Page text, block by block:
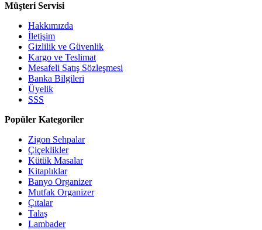
Müşteri Servisi
Hakkımızda
İletişim
Gizlilik ve Güvenlik
Kargo ve Teslimat
Mesafeli Satış Sözleşmesi
Banka Bilgileri
Üyelik
SSS
Popüler Kategoriler
Zigon Sehpalar
Çiçeklikler
Kütük Masalar
Kitaplıklar
Banyo Organizer
Mutfak Organizer
Çıtalar
Talaş
Lambader